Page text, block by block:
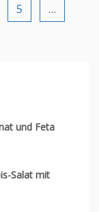
5 …
und Feta
Salat mit